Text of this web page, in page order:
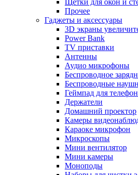
Щетки для окон и
Прочее
Гаджеты и аксессуары
3D экраны
Power Bank
TV приставки
Антенны
Аудио микрофоны
Беспроводное
Беспроводные
Геймпад для
Держатели
Домашний проектор
Камеры
Караоке микрофон
Микроскопы
Мини вентилятор
Мини камеры
Моноподы